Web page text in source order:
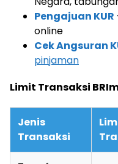
Pengajuan KUR
online
Cek Angsuran
pinjaman
Limit Transaksi
Jenis
Transaksi